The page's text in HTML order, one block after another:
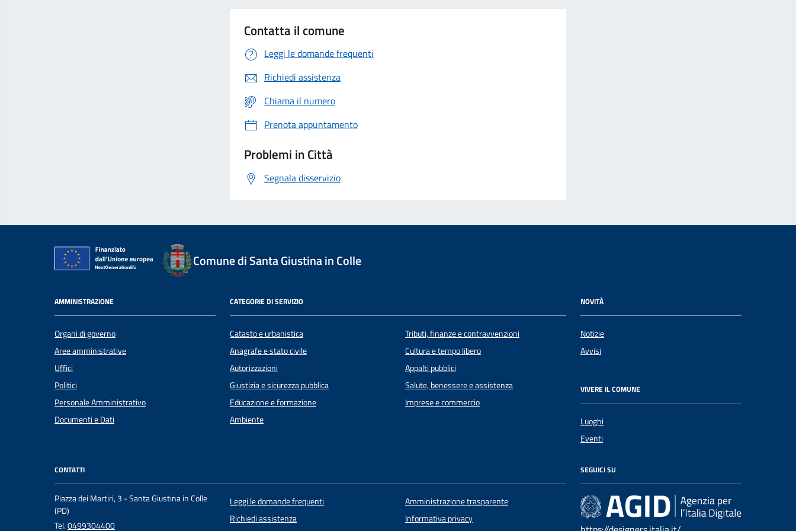
Contatta il comune
Leggi le domande frequenti
Richiedi assistenza
Chiama il numero
Prenota appuntamento
Problemi in Città
Segnala disservizio
Comune di Santa Giustina in Colle
AMMINISTRAZIONE
Organi di governo
Aree amministrative
Uffici
Politici
Personale Amministrativo
Documenti e Dati
CATEGORIE DI SERVIZIO
Catasto e urbanistica
Anagrafe e stato civile
Autorizzazioni
Giustizia e sicurezza pubblica
Educazione e formazione
Ambiente
Tributi, finanze e contravvenzioni
Cultura e tempo libero
Appalti pubblici
Salute, benessere e assistenza
Imprese e commercio
NOVITÀ
Notizie
Avvisi
VIVERE IL COMUNE
Luoghi
Eventi
CONTATTI
Piazza dei Martiri, 3 - Santa Giustina in Colle
(PD)
Tel.0499304400
Leggi le domande frequenti
Richiedi assistenza
Amministrazione trasparente
Informativa privacy
SEGUICI SU